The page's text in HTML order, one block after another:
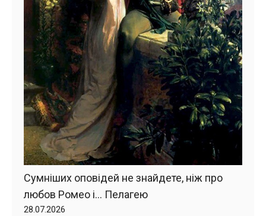
Сумніших оповідей не знайдете, ніж про
любов Ромео і… Пелагею
28.07.2026